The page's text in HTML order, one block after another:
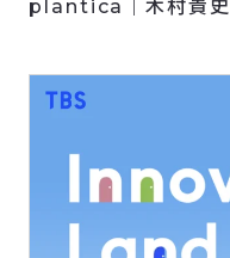
plantica｜木村貴史